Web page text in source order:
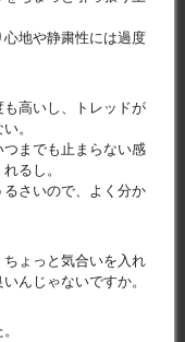
地や静粛性には過度
高いし、トレッドが
。
までも止まらない感
るし。
さいので、よく分か
ょっと気合いを入れ
んじゃないですか。